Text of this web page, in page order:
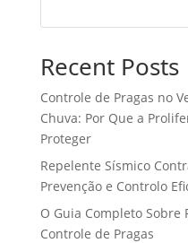
Recent Posts
Controle de Pragas no
Chuva: Por Que a
Proteger
Repelente Sísmico
Prevenção e Controlo
O Guia Completo Sobre
Controle de Pragas